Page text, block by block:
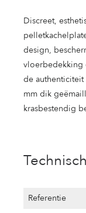
Discreet,
design,
vloerbedekking
de authenticiteit
mm dik
krasbestendig
Referentie